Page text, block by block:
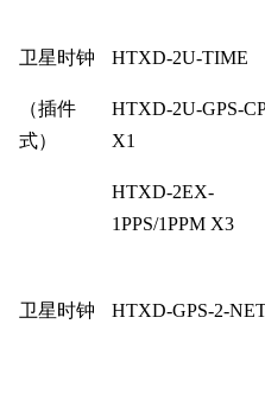
卫星时钟
（插件
式）
HTXD-2U-TIME
HTXD-2U-GPS-
X1
HTXD-2EX-
1PPS/1PPM X3
卫星时钟 HTXD-GPS-2-